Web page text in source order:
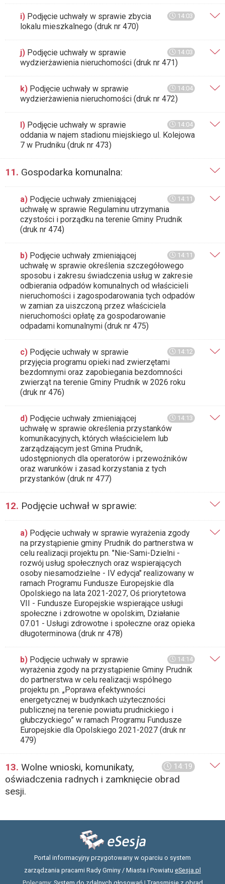
14:03
i) Podjęcie uchwały w sprawie zbycia
lokalu mieszkalnego (druk nr 470)
14:03
j) Podjęcie uchwały w sprawie
wydzierżawienia nieruchomości (druk nr 471)
14:04
k) Podjęcie uchwały w sprawie
wydzierżawienia nieruchomości (druk nr 472)
14:04
l) Podjęcie uchwały w sprawie
oddania w najem stadionu miejskiego ul. Kolejowa
7 w Prudniku (druk nr 473)
11. Gospodarka komunalna:
14:11
a) Podjęcie uchwały zmieniającej
uchwałę w sprawie Regulaminu utrzymania
czystości i porządku na terenie Gminy Prudnik
(druk nr 474)
14:11
b) Podjęcie uchwały zmieniającej
uchwałę w sprawie określenia szczegółowego
sposobu i zakresu świadczenia usług w zakresie
odbierania odpadów komunalnych od właścicieli
nieruchomości i zagospodarowania tych odpadów
w zamian za uiszczoną przez właściciela
nieruchomości opłatę za gospodarowanie
odpadami komunalnymi (druk nr 475)
14:12
c) Podjęcie uchwały w sprawie
przyjęcia programu opieki nad zwierzętami
bezdomnymi oraz zapobiegania bezdomności
zwierząt na terenie Gminy Prudnik w 2026 roku
(druk nr 476)
14:13
d) Podjęcie uchwały zmieniającej
uchwałę w sprawie określenia przystanków
komunikacyjnych, których właścicielem lub
zarządzającym jest Gmina Prudnik,
udostępnionych dla operatorów i przewoźników
oraz warunków i zasad korzystania z tych
przystanków (druk nr 477)
12. Podjęcie uchwał w sprawie:
a) Podjęcie uchwały w sprawie wyrażenia zgody
na przystąpienie gminy Prudnik do partnerstwa w
celu realizacji projektu pn. "Nie-Sami-Dzielni -
rozwój usług społecznych oraz wspierających
osoby niesamodzielne - IV edycja" realizowany w
ramach Programu Fundusze Europejskie dla
Opolskiego na lata 2021-2027, Oś priorytetowa
VII - Fundusze Europejskie wspierające usługi
społeczne i zdrowotne w opolskim, Działanie
07.01 - Usługi zdrowotne i społeczne oraz opieka
długoterminowa (druk nr 478)
14:14
b) Podjęcie uchwały w sprawie
wyrażenia zgody na przystąpienie Gminy Prudnik
do partnerstwa w celu realizacji wspólnego
projektu pn. „Poprawa efektywności
energetycznej w budynkach użyteczności
publicznej na terenie powiatu prudnickiego i
głubczyckiego” w ramach Programu Fundusze
Europejskie dla Opolskiego 2021-2027 (druk nr
479)
14:19
13. Wolne wnioski, komunikaty,
oświadczenia radnych i zamknięcie obrad
sesji.
Portal informacyjny przygotowany w oparciu o system
zarządzania pracami Rady Gminy / Miasta i Powiatu eSesja.pl